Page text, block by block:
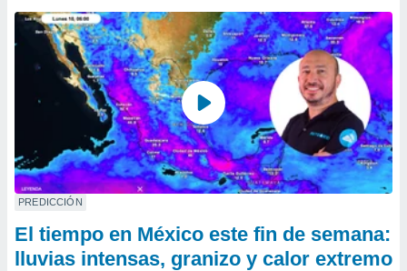
PREDICCIÓN
El tiempo en México este fin de semana:
lluvias intensas, granizo y calor extremo